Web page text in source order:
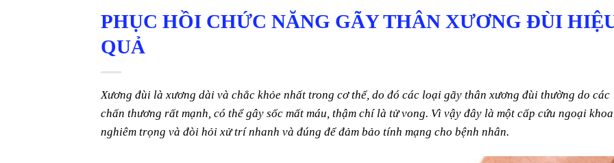
PHỤC HỒI CHỨC NĂNG GÃY THÂN XƯƠNG ĐÙI
QUẢ
Xương đùi là xương dài và chắc khỏe nhất trong cơ thể, do đó các loại gãy thân xương đùi thường do các
chấn thương rất mạnh, có thể gây sốc mất máu, thậm chí là tử vong. Vì vậy đây là một cấp cứu ngoại khoa
nghiêm trọng và đòi hỏi xử trí nhanh và đúng để đảm bảo tính mạng cho bệnh nhân.